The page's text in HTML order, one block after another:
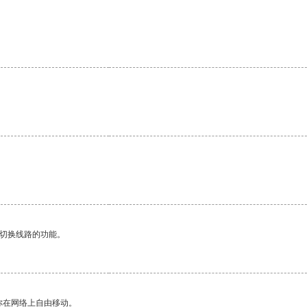
换线路的功能。
网络上自由移动。